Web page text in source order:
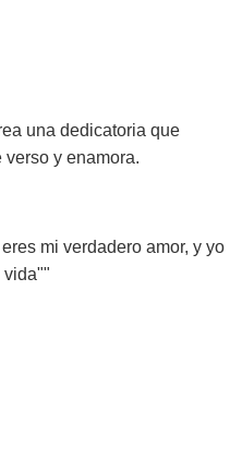
una dedicatoria que
y enamora.
mi verdadero amor, y yo
vida""